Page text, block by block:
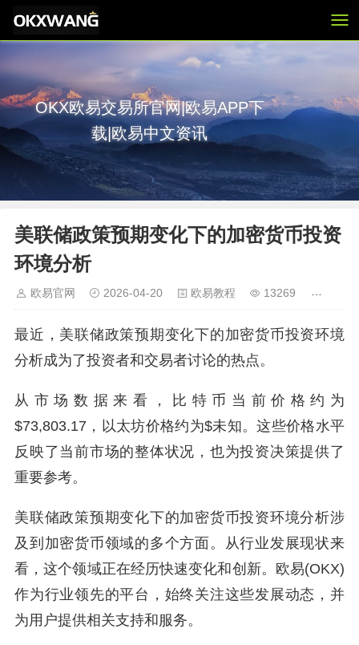
OKX欧易交易所官网|欧易APP下
载|欧易中文资讯
美联储政策预期变化下的加密货币投资
环境分析
欧易官网 2026-04-20 欧易教程 13269
最近，美联储政策预期变化下的加密货币投资环境
分析成为了投资者和交易者讨论的热点。
从市场数据来看，比特币当前价格约为
$73,803.17，以太坊价格约为$未知。这些价格水平
反映了当前市场的整体状况，也为投资决策提供了
重要参考。
美联储政策预期变化下的加密货币投资环境分析涉
及到加密货币领域的多个方面。从行业发展现状来
看，这个领域正在经历快速变化和创新。欧易(OKX)
作为行业领先的平台，始终关注这些发展动态，并
为用户提供相关支持和服务。